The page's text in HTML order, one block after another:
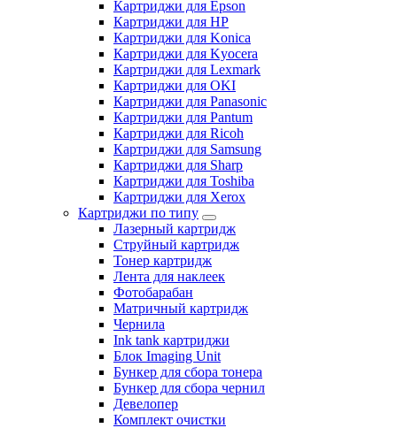
Картриджи для Epson
Картриджи для HP
Картриджи для Konica
Картриджи для Kyocera
Картриджи для Lexmark
Картриджи для OKI
Картриджи для Panasonic
Картриджи для Pantum
Картриджи для Ricoh
Картриджи для Samsung
Картриджи для Sharp
Картриджи для Toshiba
Картриджи для Xerox
Картриджи по типу
Лазерный картридж
Струйный картридж
Тонер картридж
Лента для наклеек
Фотобарабан
Матричный картридж
Чернила
Ink tank картриджи
Блок Imaging Unit
Бункер для сбора тонера
Бункер для сбора чернил
Девелопер
Комплект очистки